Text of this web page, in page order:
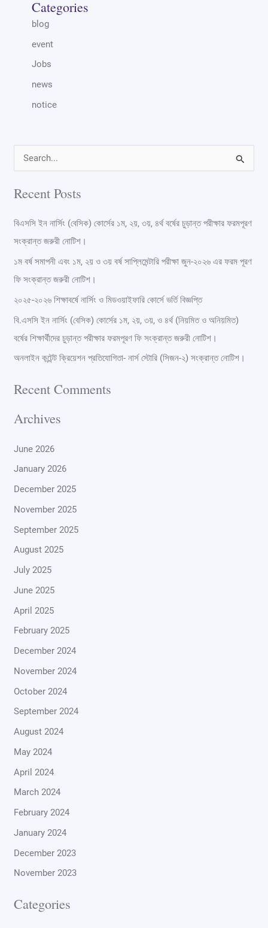
Categories
blog
event
Jobs
news
notice
a
r
:
Recent Posts
বিএসসি ইন নার্সিং (বেসিক) কোর্সের ১ম, ২য়, ৩য়, ৪র্থ বর্ষের চুড়ান্ত পরীক্ষার ফরমপূরণ
সংক্রান্ত জরুরী নোটিশ।
১ম বর্ষ সমাপনী এবং ১ম, ২য় ও ৩য় বর্ষ সাপ্লিমেন্টারি পরীক্ষা জুন-২০২৬ এর ফরম পূরণ
ফি সংক্রান্ত জরুরী নোটিশ।
২০২৫-২০২৬ শিক্ষাবর্ষে নার্সিং ও মিডওয়াইফারি কোর্সে ভর্তি বিজ্ঞপ্তি
বি.এসসি ইন নার্সিং (বেসিক) কোর্সের ১ম, ২য়, ৩য়, ও ৪র্থ (নিয়মিত ও অনিয়মিত)
বর্ষের শিক্ষার্থীদের চুড়ান্ত পরীক্ষার ফরমপূরণ ফি সংক্রান্ত জরুরী নোটিশ।
অনলাইন কন্টেন্ট ক্রিয়েশন প্রতিযোগিতা- নার্স স্টোরি (সিজন-২) সংক্রান্ত নোটিশ।
Recent Comments
Archives
June 2026
January 2026
December 2025
November 2025
September 2025
August 2025
July 2025
June 2025
April 2025
February 2025
December 2024
November 2024
October 2024
September 2024
August 2024
May 2024
April 2024
March 2024
February 2024
January 2024
December 2023
November 2023
Categories